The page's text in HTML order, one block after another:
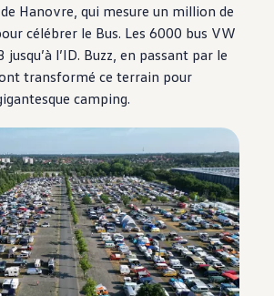
Hanovre, qui mesure un million de
célébrer le Bus. Les 6000 bus VW
jusqu’à l’ID. Buzz, en passant par le
transformé ce terrain pour
camping.